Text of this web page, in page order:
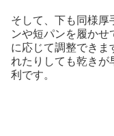
そして、下も同様厚
ンや短パンを履かせ
に応じて調整できま
れたりしても乾きが
利です。